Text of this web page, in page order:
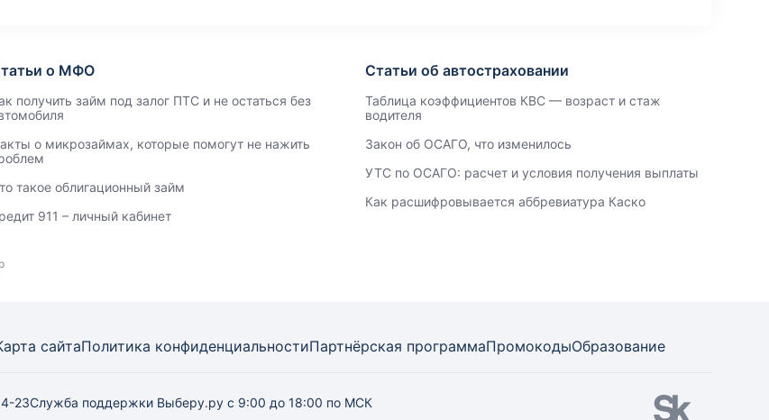
о МФО
получить займ под залог ПТС и не остаться без
о микрозаймах, которые помогут не нажить
такое облигационный займ
911 – личный кабинет
Статьи об автостраховании
Таблица коэффициентов КВС — возраст и стаж
водителя
Закон об ОСАГО, что изменилось
УТС по ОСАГО: расчет и условия получения выплаты
Как расшифровывается аббревиатура Каско
сайтаПолитика конфиденциальностиПартнёрская программаПромокодыОбразование
23Служба поддержки Выберу.ру с 9:00 до 18:00 по МСК